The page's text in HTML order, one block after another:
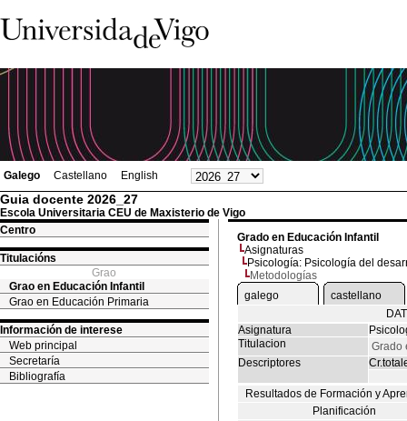
Galego Castellano English
Guia docente 2026_27
Escola Universitaria CEU de Maxisterio de Vigo
Centro
Titulacións
Grao
Grao en Educación Infantil
Grao en Educación Primaria
Información de interese
Web principal
Secretaría
Bibliografía
Grado en Educación Infantil
Asignaturas
Psicología: Psicología del
Metodologías
galego
castellano
Asignatura
Titulacion
Grado
Descriptores
Resultados de Formación y
Planificación